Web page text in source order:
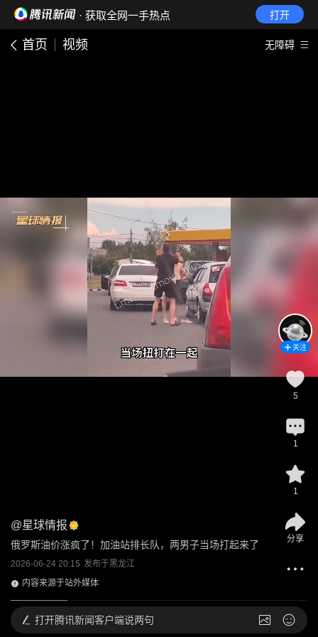
· 获取全网一手热点 打开
首页 视频 无障碍
@星球情报
俄罗斯油价涨疯了！加油站排长队，两男子当场打起来了
2026-06-24 20:15 发布于黑龙江
内容来源于站外媒体
关注
5
1
1
分享
打开腾讯新闻客户端说两句